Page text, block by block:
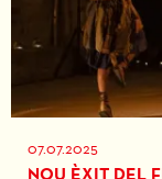
07.07.2025
NOU ÈXIT DEL